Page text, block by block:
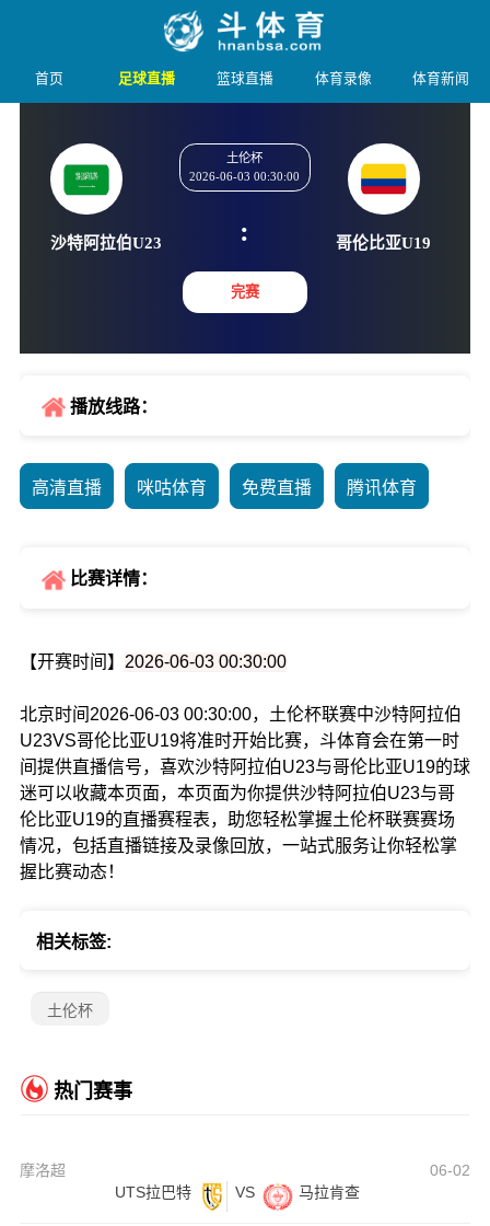
首页 足球直播 篮球直播 体育录像 体育新闻
沙特阿拉伯U23
土伦杯
2026-06-03 00:30:00
:
完赛
播放线路：
高清直播 咪咕体育 免费直播 腾讯体育
比赛详情：
【开赛时间】 2026-06-03 00:30:00
北京时间2026-06-03 00:30:00，土伦杯联赛中沙特阿拉伯
U23VS哥伦比亚U19将准时开始比赛，斗体育会在第一时
间提供直播信号，喜欢沙特阿拉伯U23与哥伦比亚U19的球
迷可以收藏本页面，本页面为你提供沙特阿拉伯U23与哥
伦比亚U19的直播赛程表，助您轻松掌握土伦杯联赛赛场
情况，包括直播链接及录像回放，一站式服务让你轻松掌
握比赛动态！
相关标签:
土伦杯
热门赛事
摩洛超
06-02
UTS拉巴特
VS 马拉肯查